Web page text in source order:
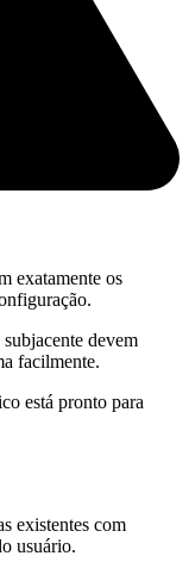
exatamente os
devem
facilmente.
está pronto para
existentes com
usuário.